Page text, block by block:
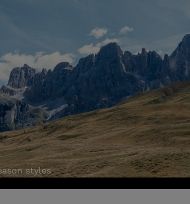
styles